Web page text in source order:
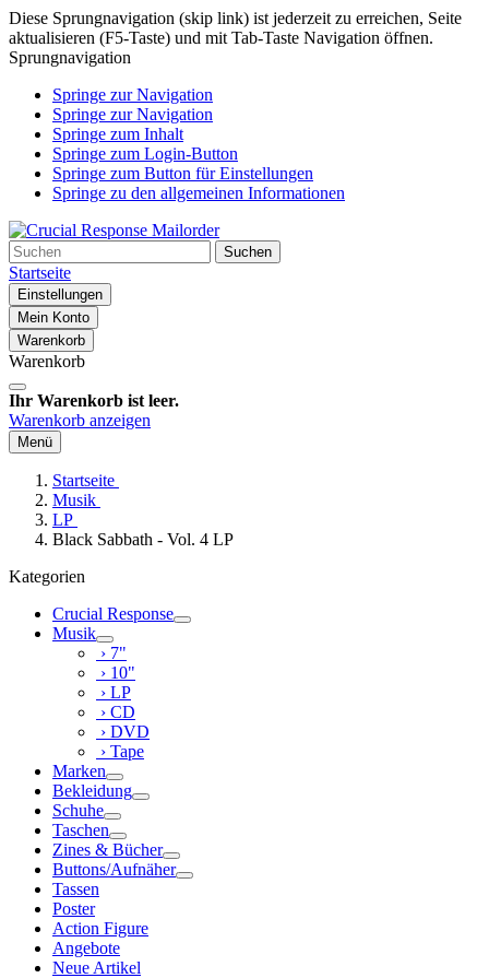
Diese Sprungnavigation (skip link) ist jederzeit zu erreichen, Seite
aktualisieren (F5-Taste) und mit Tab-Taste Navigation öffnen.
Sprungnavigation
Springe zur Navigation
Springe zur Navigation
Springe zum Inhalt
Springe zum Login-Button
Springe zum Button für Einstellungen
Springe zu den allgemeinen Informationen
Suchen
Startseite
Einstellungen
Mein Konto
Warenkorb
Warenkorb
Ihr Warenkorb ist leer.
Warenkorb anzeigen
Menü
Startseite
Musik
LP
Black Sabbath - Vol. 4 LP
Kategorien
Crucial Response
Musik
› 7"
› 10"
› LP
› CD
› DVD
› Tape
Marken
Bekleidung
Schuhe
Taschen
Zines & Bücher
Buttons/Aufnäher
Tassen
Poster
Action Figure
Angebote
Neue Artikel